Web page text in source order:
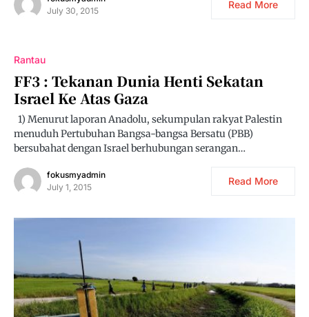
July 30, 2015
Read More
Rantau
FF3 : Tekanan Dunia Henti Sekatan
Israel Ke Atas Gaza
1) Menurut laporan Anadolu, sekumpulan rakyat Palestin
menuduh Pertubuhan Bangsa-bangsa Bersatu (PBB)
bersubahat dengan Israel berhubungan serangan…
fokusmyadmin
July 1, 2015
Read More